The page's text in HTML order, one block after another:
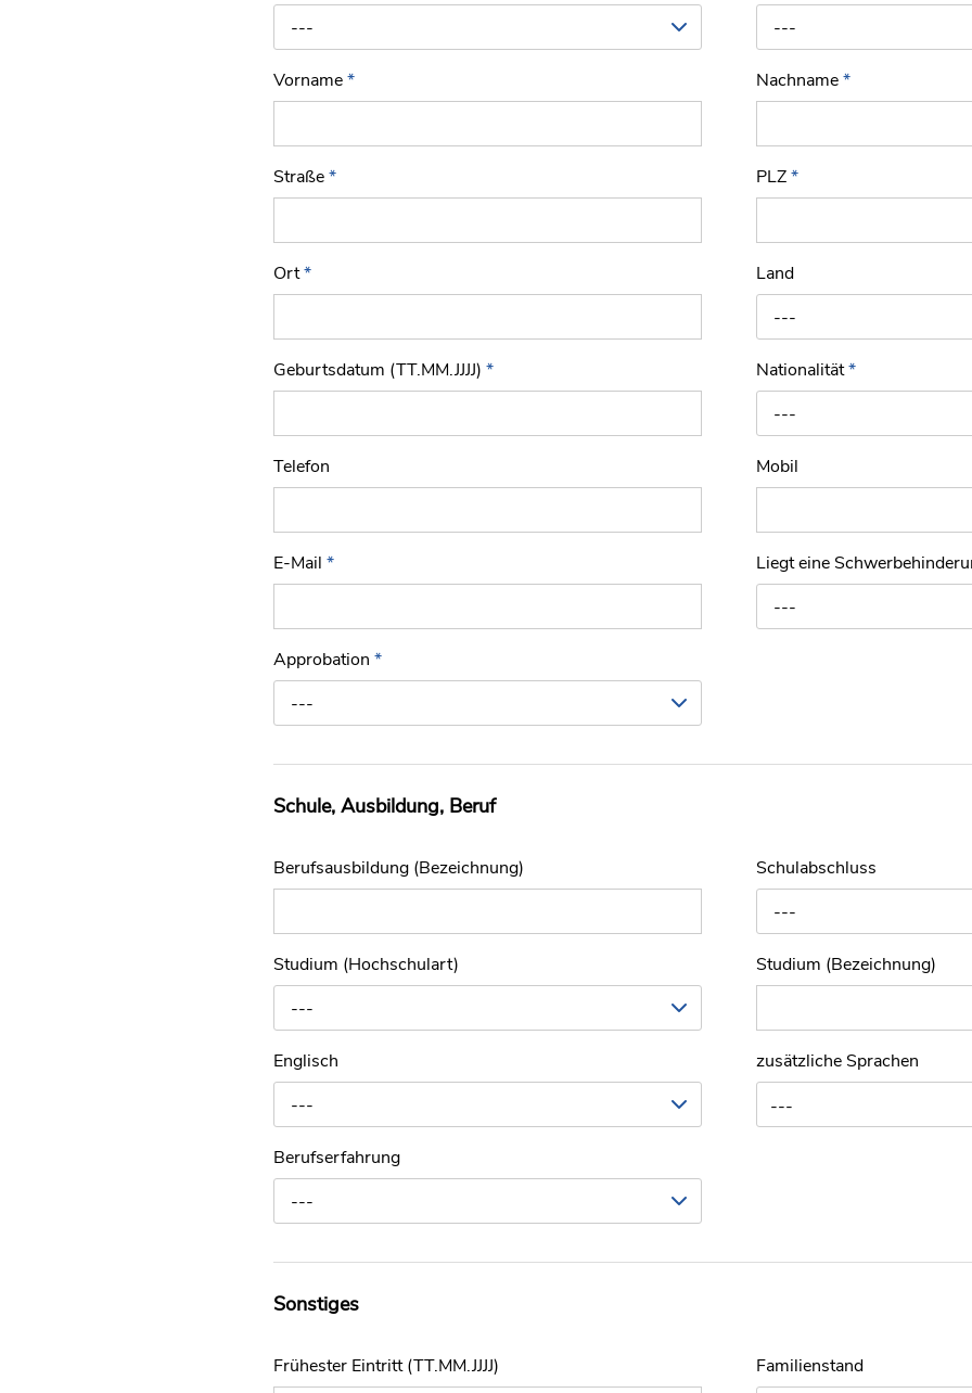
---
---
Vorname* Nachname*
Straße* PLZ*
Ort*
Land
---
Geburtsdatum (TT.MM.JJJJ) * Nationalität*
---
Telefon Mobil
E-Mail * Liegt eine
---
Approbation *
---
Schule, Ausbildung, Beruf
Berufsausbildung (Bezeichnung)
Schulabschluss
---
Studium (Hochschulart)
---
Studium (Bezeichnung)
Englisch
---
zusätzliche Sprachen
---
Berufserfahrung
---
Sonstiges
Frühester Eintritt (TT.MM.JJJJ)
Familienstand